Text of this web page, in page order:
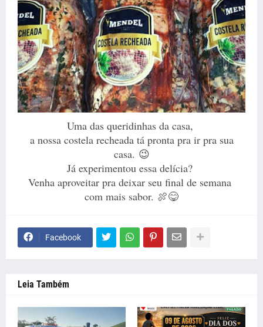
Uma das queridinhas da casa,
a nossa costela recheada tá pronta pra ir pra sua
casa. 😉
Já experimentou essa delícia?
Venha aproveitar pra deixar seu final de semana
com mais sabor. 🍖😋
Facebook
Leia Também